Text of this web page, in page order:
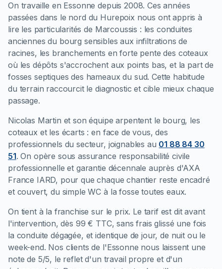
On travaille en Essonne depuis 2008. Ces années
passées dans le nord du Hurepoix nous ont appris à
lire les particularités de Marcoussis : les conduites
anciennes du bourg sensibles aux infiltrations de
racines, les branchements en forte pente des coteaux
où les dépôts s'accrochent aux points bas, et la part de
fosses septiques des hameaux du sud. Cette habitude
du terrain raccourcit le diagnostic et cible mieux chaque
passage.
Nicolas Martin et son équipe arpentent le bourg, les
coteaux et les écarts : en face de vous, des
professionnels du secteur, joignables au 01 88 84 30
51. On opère sous assurance responsabilité civile
professionnelle et garantie décennale auprès d'AXA
France IARD, pour que chaque chantier reste encadré
et couvert, du simple WC à la fosse toutes eaux.
On tient à la franchise sur le prix. Le tarif est dit avant
l'intervention, dès 99 € TTC, sans frais glissé une fois
la conduite dégagée, et identique de jour, de nuit ou le
week-end. Nos clients de l'Essonne nous laissent une
note de 5/5, le reflet d'un travail propre et d'un